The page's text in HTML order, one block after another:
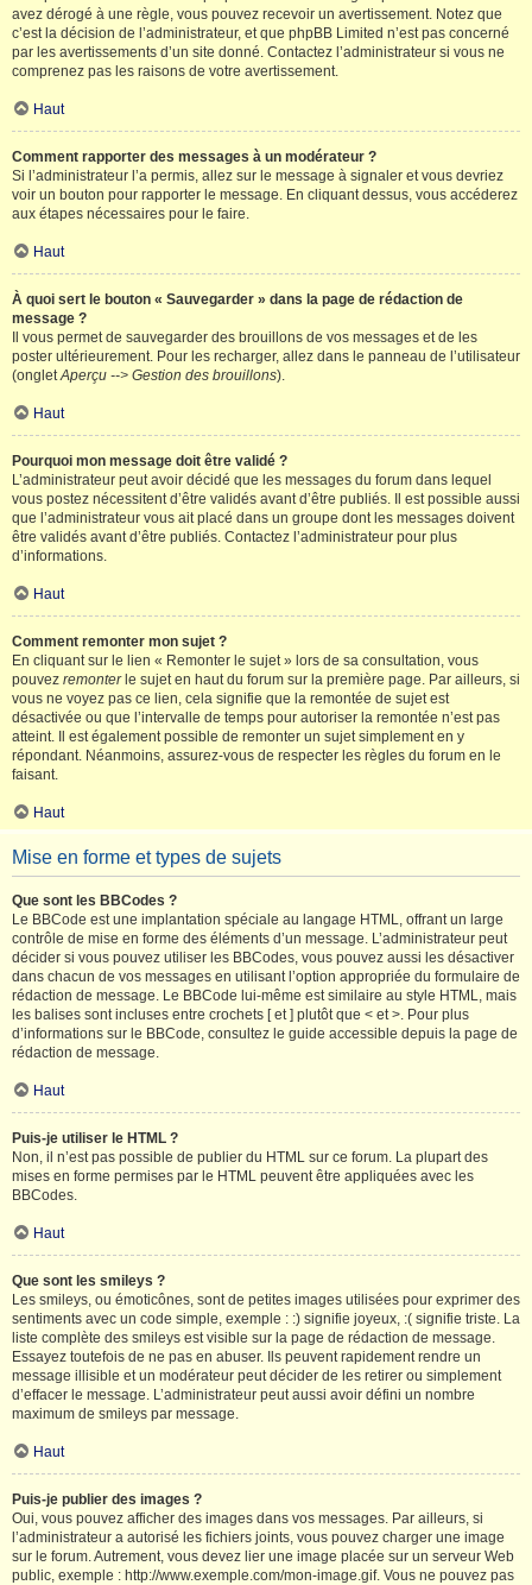
avez dérogé à une règle, vous pouvez recevoir un avertissement. Notez que
c’est la décision de l’administrateur, et que phpBB Limited n’est pas concerné
par les avertissements d’un site donné. Contactez l’administrateur si vous ne
comprenez pas les raisons de votre avertissement.
Haut
Comment rapporter des messages à un modérateur ?
Si l’administrateur l’a permis, allez sur le message à signaler et vous devriez
voir un bouton pour rapporter le message. En cliquant dessus, vous accéderez
aux étapes nécessaires pour le faire.
Haut
À quoi sert le bouton « Sauvegarder » dans la page de rédaction de
message ?
Il vous permet de sauvegarder des brouillons de vos messages et de les
poster ultérieurement. Pour les recharger, allez dans le panneau de l’utilisateur
(ongletAperçu --> Gestion des brouillons).
Haut
Pourquoi mon message doit être validé ?
L’administrateur peut avoir décidé que les messages du forum dans lequel
vous postez nécessitent d’être validés avant d’être publiés. Il est possible aussi
que l’administrateur vous ait placé dans un groupe dont les messages doivent
être validés avant d’être publiés. Contactez l’administrateur pour plus
d’informations.
Haut
Comment remonter mon sujet ?
En cliquant sur le lien « Remonter le sujet » lors de sa consultation, vous
pouvez remonterle sujet en haut du forum sur la première page. Par ailleurs, si
vous ne voyez pas ce lien, cela signifie que la remontée de sujet est
désactivée ou que l’intervalle de temps pour autoriser la remontée n’est pas
atteint. Il est également possible de remonter un sujet simplement en y
répondant. Néanmoins, assurez-vous de respecter les règles du forum en le
faisant.
Haut
Mise en forme et types de sujets
Que sont les BBCodes ?
Le BBCode est une implantation spéciale au langage HTML, offrant un large
contrôle de mise en forme des éléments d’un message. L’administrateur peut
décider si vous pouvez utiliser les BBCodes, vous pouvez aussi les désactiver
dans chacun de vos messages en utilisant l’option appropriée du formulaire de
rédaction de message. Le BBCode lui-même est similaire au style HTML, mais
les balises sont incluses entre crochets [ et ] plutôt que < et >. Pour plus
d’informations sur le BBCode, consultez le guide accessible depuis la page de
rédaction de message.
Haut
Puis-je utiliser le HTML ?
Non, il n’est pas possible de publier du HTML sur ce forum. La plupart des
mises en forme permises par le HTML peuvent être appliquées avec les
BBCodes.
Haut
Que sont les smileys ?
Les smileys, ou émoticônes, sont de petites images utilisées pour exprimer des
sentiments avec un code simple, exemple : :) signifie joyeux, :( signifie triste. La
liste complète des smileys est visible sur la page de rédaction de message.
Essayez toutefois de ne pas en abuser. Ils peuvent rapidement rendre un
message illisible et un modérateur peut décider de les retirer ou simplement
d’effacer le message. L’administrateur peut aussi avoir défini un nombre
maximum de smileys par message.
Haut
Puis-je publier des images ?
Oui, vous pouvez afficher des images dans vos messages. Par ailleurs, si
l’administrateur a autorisé les fichiers joints, vous pouvez charger une image
sur le forum. Autrement, vous devez lier une image placée sur un serveur Web
public, exemple : http://www.exemple.com/mon-image.gif. Vous ne pouvez pas